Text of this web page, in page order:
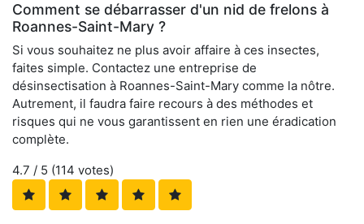
Comment se débarrasser d'un nid de frelons à
Roannes-Saint-Mary ?
Si vous souhaitez ne plus avoir affaire à ces insectes,
faites simple. Contactez une entreprise de
désinsectisation à Roannes-Saint-Mary comme la nôtre.
Autrement, il faudra faire recours à des méthodes et
risques qui ne vous garantissent en rien une éradication
complète.
4.7 / 5 (114 votes)